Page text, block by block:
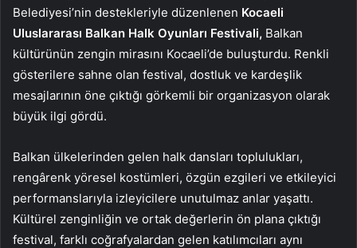
Belediyesi’nin destekleriyle düzenlenen Kocaeli
Uluslararası Balkan Halk Oyunları Festivali, Balkan
kültürünün zengin mirasını Kocaeli’de buluşturdu. Renkli
gösterilere sahne olan festival, dostluk ve kardeşlik
mesajlarının öne çıktığı görkemli bir organizasyon olarak
büyük ilgi gördü.
Balkan ülkelerinden gelen halk dansları toplulukları,
rengârenk yöresel kostümleri, özgün ezgileri ve etkileyici
performanslarıyla izleyicilere unutulmaz anlar yaşattı.
Kültürel zenginliğin ve ortak değerlerin ön plana çıktığı
festival, farklı coğrafyalardan gelen katılımcıları aynı